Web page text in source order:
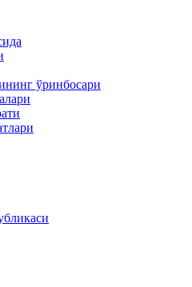
ўринбосари